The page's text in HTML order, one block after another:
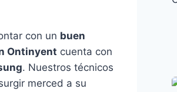
con un buen
Ontinyent cuenta con
. Nuestros técnicos
merced a su